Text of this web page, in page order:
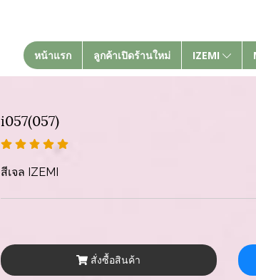
หน้าแรก ลูกค้าเปิดร้านใหม่ IZEMI
i057(057)
สีเจล IZEMI
สั่งซื้อสินค้า